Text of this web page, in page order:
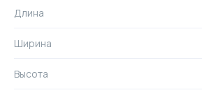
Длина
Ширина
Высота